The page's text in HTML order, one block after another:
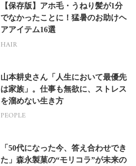
【保存版】アホ毛・うねり髪が1分
でなかったことに！猛暑のお助けヘ
アアイテム16選
HAIR
山本耕史さん「人生において最優先
は家族」。仕事も無欲に、ストレス
を溜めない生き方
PEOPLE
「50代になった今、答え合わせでき
た」森永製菓の“モリコラ”が未来の